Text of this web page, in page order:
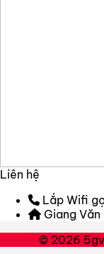
Liên hệ
Lắp Wifi
Giang Văn
© 2026